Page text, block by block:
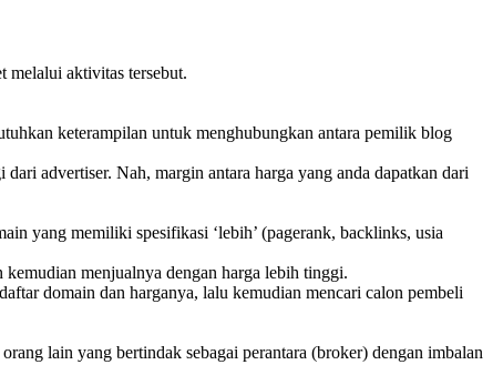
melalui aktivitas tersebut.
keterampilan untuk menghubungkan antara pemilik blog
advertiser. Nah, margin antara harga yang anda dapatkan dari
yang memiliki spesifikasi ‘lebih’ (pagerank, backlinks, usia
menjualnya dengan harga lebih tinggi.
domain dan harganya, lalu kemudian mencari calon pembeli
lain yang bertindak sebagai perantara (broker) dengan imbalan